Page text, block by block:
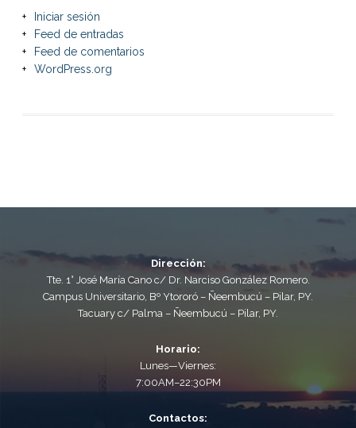
Iniciar sesión
Feed de entradas
Feed de comentarios
WordPress.org
Dirección:
Tte. 1° José María Cano c/ Dr. Narciso González Romero.
Campus Universitario, Bº Ytororó – Ñeembucú – Pilar, PY.
Tacuary c/ Palma – Ñeembucú – Pilar, PY.
Horario:
Lunes—Viernes:
7:00AM–22:30PM
Contactos: